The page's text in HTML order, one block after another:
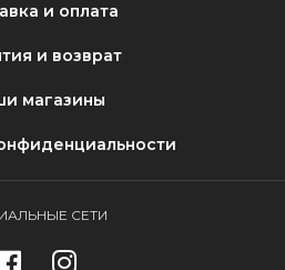
и оплата
и возврат
магазины
СЕТИ